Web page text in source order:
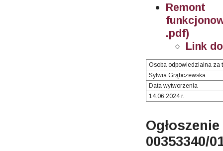
Remont
.pdf)
Link
Osoba odpowiedzialna za
Sylwia Grąbczewska
Data wytworzenia
14.06.2024 r.
00353340/